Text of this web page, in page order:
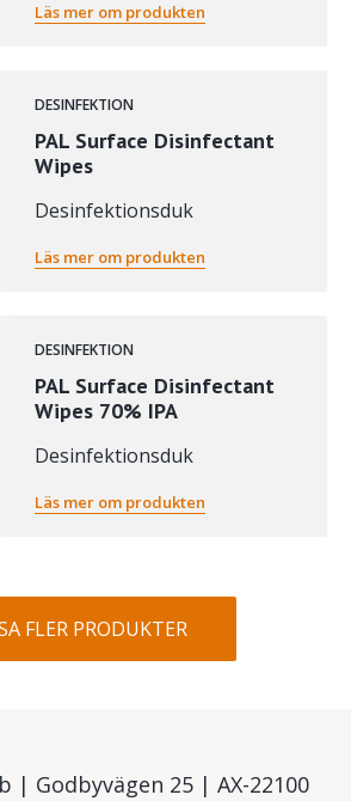
Läs mer om produkten
DESINFEKTION
PAL Surface Disinfectant
Wipes
Desinfektionsduk
Läs mer om produkten
DESINFEKTION
PAL Surface Disinfectant
Wipes 70% IPA
Desinfektionsduk
Läs mer om produkten
FLER PRODUKTER
| Godbyvägen 25 | AX-22100